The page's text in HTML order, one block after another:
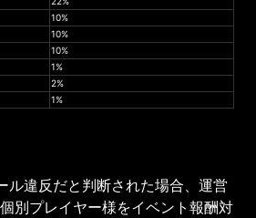
10%
10%
10%
1%
2%
1%
ル違反だと判断された場合、運営
別プレイヤー様をイベント報酬対